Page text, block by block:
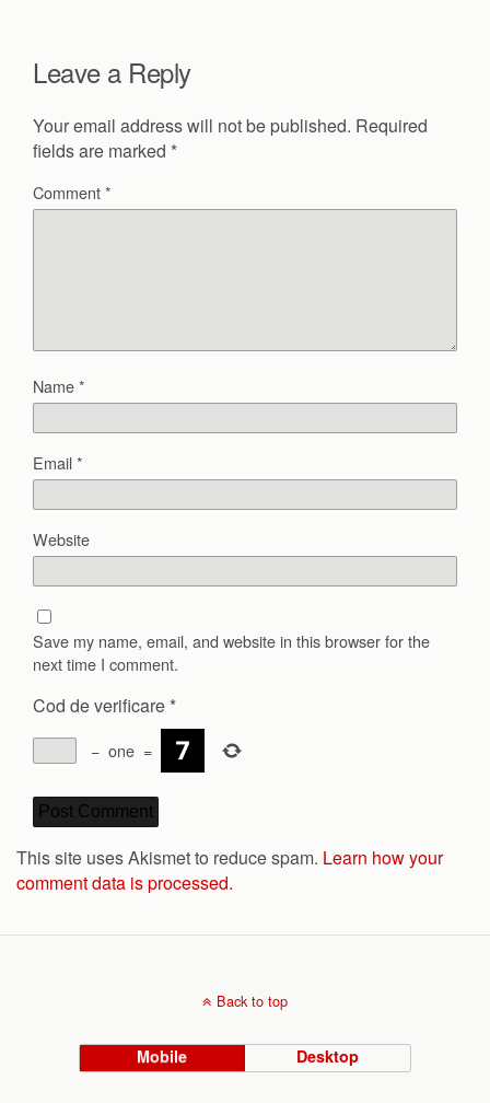
Leave a Reply
Your email address will not be published. Required
fields are marked *
Comment*
Name*
Email*
Website
Save my name, email, and website in this browser for the
next time I comment.
Cod de verificare *
− one =
This site uses Akismet to reduce spam. Learn how your
comment data is processed.
Back to top
Mobile Desktop